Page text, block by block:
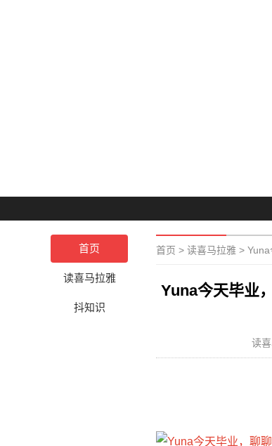
首页
读喜马拉雅
抖知识
首页 > 读喜马拉雅 >
Yuna今天毕业
读